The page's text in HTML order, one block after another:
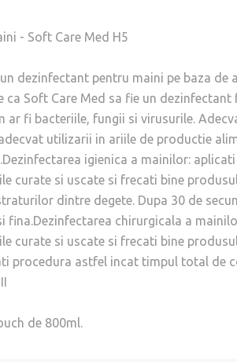
- Soft Care Med H5
dezinfectant pentru maini pe baza
ca Soft Care Med sa fie un
ar fi bacteriile, fungii si virusurile.
utilizarii in ariile de productie
igienica a mainilor:
curate si uscate si frecati bine
dintre degete. Dupa 30 de
fina.Dezinfectarea chirurgicala a
curate si uscate si frecati bine
procedura astfel incat timpul total de
de 800ml.